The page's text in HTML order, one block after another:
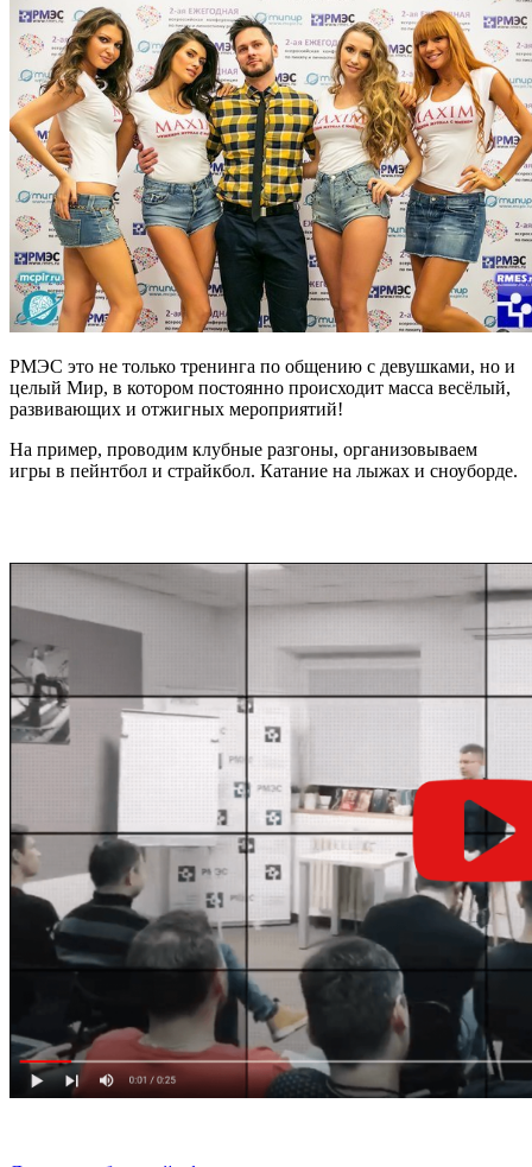
РМЭС это не только тренинга по общению с девушками, но и
целый Мир, в котором постоянно происходит масса весёлый,
развивающих и отжигных мероприятий!
На пример, проводим клубные разгоны, организовываем
игры в пейнтбол и страйкбол. Катание на лыжах и сноуборде.